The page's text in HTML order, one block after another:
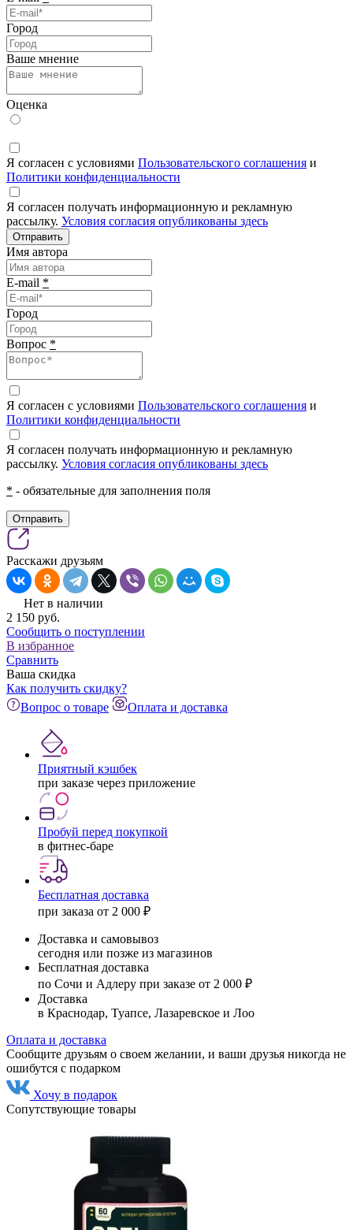
Город
Ваше мнение
Оценка
Я согласен с условиями Пользовательского соглашения и
Политики конфиденциальности
Я согласен получать информационную и рекламную
рассылку. Условия согласия опубликованы здесь
Отправить
Имя автора
E-mail *
Город
Вопрос *
Я согласен с условиями Пользовательского соглашения и
Политики конфиденциальности
Я согласен получать информационную и рекламную
рассылку. Условия согласия опубликованы здесь
* - обязательные для заполнения поля
Отправить
Расскажи друзьям
Нет в наличии
2 150 pуб.
Сообщить о поступлении
В избранное
Сравнить
Ваша скидка
Как получить скидку?
Вопрос о товаре
Оплата и доставка
Приятный кэшбек
при заказе через приложение
Пробуй перед покупкой
в фитнес-баре
Бесплатная доставка
при заказа от 2 000 ₽
Доставка и самовывоз
сегодня или позже из магазинов
Бесплатная доставка
по Сочи и Адлеру при заказе от 2 000 ₽
Доставка
в Краснодар, Туапсе, Лазаревское и Лоо
Оплата и доставка
Сообщите друзьям о своем желании, и ваши друзья никогда не
ошибутся с подарком
Хочу в подарок
Сопутствующие товары